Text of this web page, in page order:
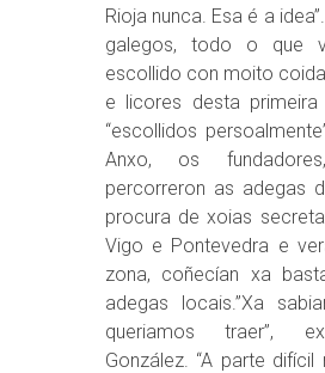
Rioja nunca. Esa é a
galegos, todo o que
escollido con moito
e licores desta
“escollidos
Anxo, os
percorreron as adegas
procura de xoias
Vigo e Pontevedra e
zona, coñecían xa
adegas locais.”Xa
queriamos traer”,
González. “A parte